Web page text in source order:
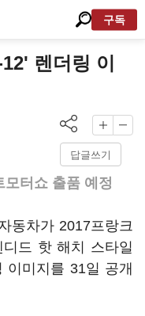
구독
렌더링 이
답글쓰기
터쇼 출품 예정
동차가 2017프랑크
드 핫 해치 스타일
이미지를 31일 공개